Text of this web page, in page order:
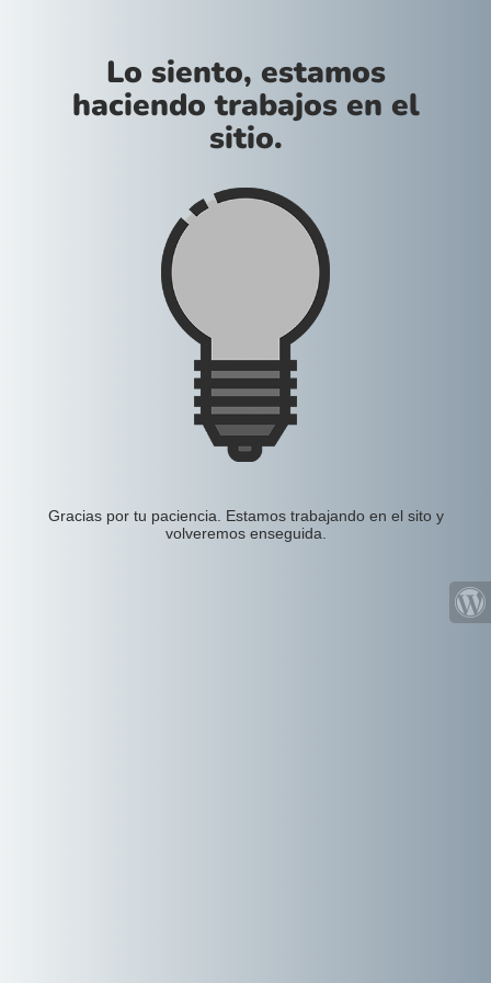
Lo siento, estamos
haciendo trabajos en el
sitio.
Gracias por tu paciencia. Estamos trabajando en el sito y
volveremos enseguida.